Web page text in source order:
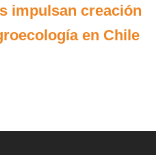
impulsan creación
en Chile